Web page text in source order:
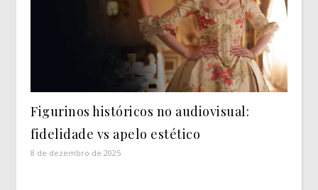
Figurinos históricos no audiovisual:
fidelidade vs apelo estético
8 de dezembro de 2025